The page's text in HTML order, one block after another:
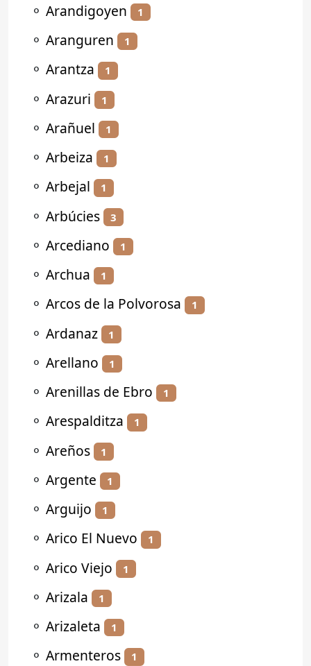
⚬ Arandigoyen 1
⚬ Aranguren 1
⚬ Arantza 1
⚬ Arazuri 1
⚬ Arañuel 1
⚬ Arbeiza 1
⚬ Arbejal 1
⚬ Arbúcies 3
⚬ Arcediano 1
⚬ Archua 1
⚬ Arcos de la Polvorosa 1
⚬ Ardanaz 1
⚬ Arellano 1
⚬ Arenillas de Ebro 1
⚬ Arespalditza 1
⚬ Areños 1
⚬ Argente 1
⚬ Arguijo 1
⚬ Arico El Nuevo 1
⚬ Arico Viejo 1
⚬ Arizala 1
⚬ Arizaleta 1
⚬ Armenteros 1